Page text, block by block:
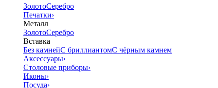
ЗолотоСеребро
Печатки›
Металл
ЗолотоСеребро
Вставка
Без камнейС бриллиантомС чёрным камнем
Аксессуары›
Столовые приборы›
Иконы›
Посуда›